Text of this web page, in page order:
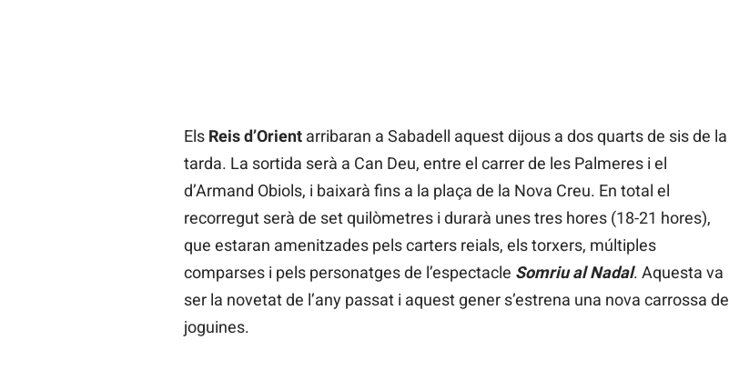
Els Reis d’Orient arribaran a Sabadell aquest dijous a dos quarts de sis de la
tarda. La sortida serà a Can Deu, entre el carrer de les Palmeres i el
d’Armand Obiols, i baixarà fins a la plaça de la Nova Creu. En total el
recorregut serà de set quilòmetres i durarà unes tres hores (18-21 hores),
que estaran amenitzades pels carters reials, els torxers, múltiples
comparses i pels personatges de l’espectacle Somriu al Nadal. Aquesta va
ser la novetat de l’any passat i aquest gener s’estrena una nova carrossa de
joguines.